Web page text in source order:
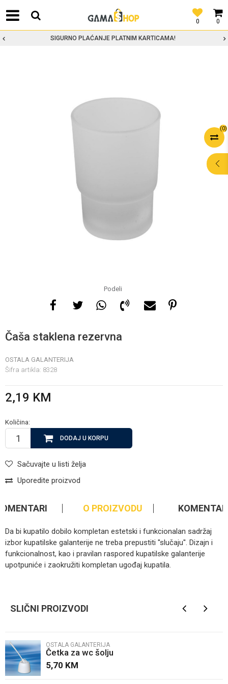
0
0
SIGURNO PLAĆANJE PLATNIM KARTICAMA!
(0)
Podeli
Čaša staklena rezervna
OSTALA GALANTERIJA
Šifra artikla: 8328
2,19 KM
Količina:
DODAJ U KORPU
Sačuvajte u listi želja
Uporedite proizvod
nedelje
O PROIZVODU
Da bi kupatilo dobilo kompletan estetski i funkcionalan sadržaj
izbor kupatilske galanterije ne treba prepustiti ''slučaju''. Dizajn i
funkcionalnost, kao i pravilan raspored kupatilske galanterije
upotpuniće i zaokružiti kompletan ugođaj kupatila.
Poruka
SLIČNI PROIZVODI
OSTALA GALANTERIJA
Četka za wc šolju
5,70 KM